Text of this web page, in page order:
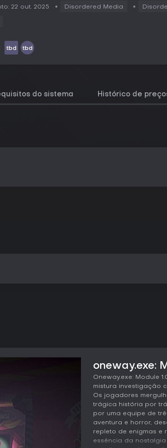
22 out. 2025 Disordered Media
tbd tbd
do sistema Histórico de
oneway.exe:
Oneway.exe: Module
mistura investigação
Os jogadores
trágica história por
por uma equipe de
aventura e horror,
repleto de enigmas e
essência da